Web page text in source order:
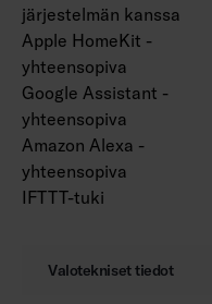
järjestelmän kanssa
Apple HomeKit -
yhteensopiva
Google Assistant -
yhteensopiva
Amazon Alexa -
yhteensopiva
IFTTT-tuki
Valotekniset tiedot